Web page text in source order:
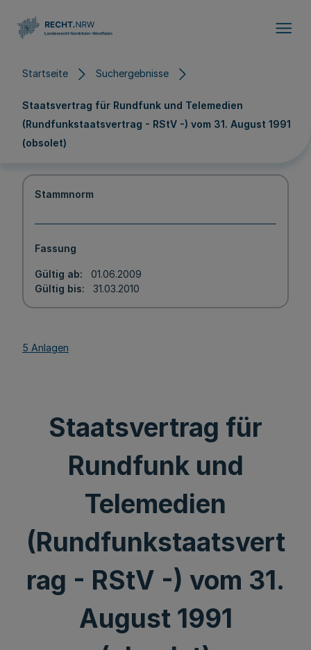
Startseite Suchergebnisse
Staatsvertrag für Rundfunk und Telemedien
(Rundfunkstaatsvertrag - RStV -) vom 31. August 1991
(obsolet)
Stammnorm
Fassung
Gültig ab
01.06.2009
Gültig bis
31.03.2010
5 Anlagen
Staatsvertrag für
Rundfunk und
Telemedien
(Rundfunkstaatsvert
rag - RStV -) vom 31.
August 1991